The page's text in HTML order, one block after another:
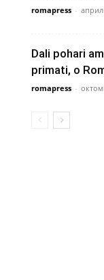
romapress - април
Dali pohari
primati, o
romapress -